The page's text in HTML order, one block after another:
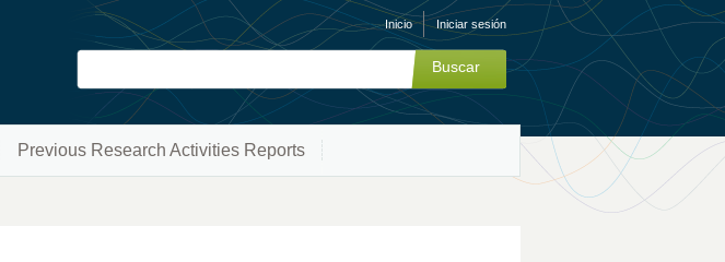
Inicio Iniciar sesión
Previous Research Activities Reports